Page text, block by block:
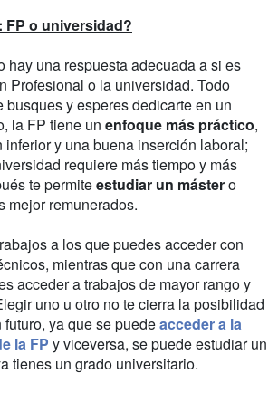
FP o universidad?
hay una respuesta adecuada a si es
Profesional o la universidad. Todo
busques y esperes dedicarte en un
la FP tiene un enfoque más práctico,
y una buena inserción laboral;
requiere más tiempo y más
te permiteestudiar un mástero
mejor remunerados.
a los que puedes acceder con
mientras que con una carrera
acceder a trabajos de mayor rango y
uno u otro no te cierra la posibilidad
ya que se puedeacceder a la
la FP y viceversa, se puede estudiar un
tienes un grado universitario.